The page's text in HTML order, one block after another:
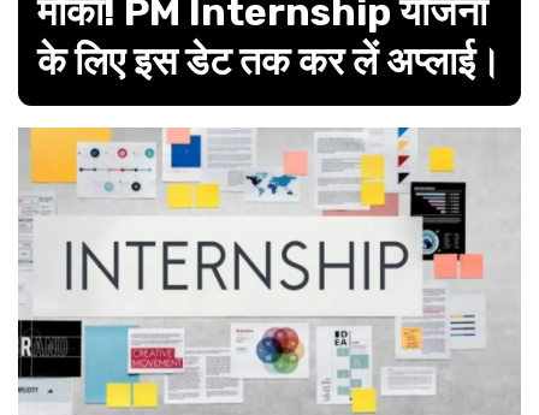
मौका! PM Internship योजना
के लिए इस डेट तक कर लें अप्लाई।